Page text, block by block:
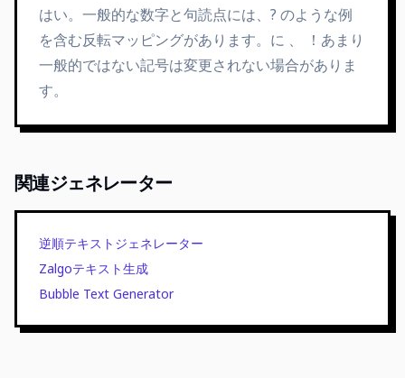
はい。一般的な数字と句読点には、? のような例
を含む反転マッピングがあります。に 、 ！あまり
一般的ではない記号は変更されない場合がありま
す。
関連ジェネレーター
逆順テキストジェネレーター
Zalgoテキスト生成
Bubble Text Generator